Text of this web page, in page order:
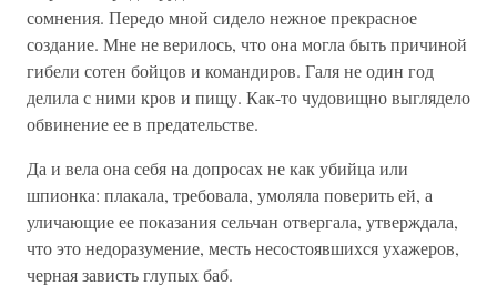
сомнения. Передо мной сидело нежное прекрасное
создание. Мне не верилось, что она могла быть причиной
гибели сотен бойцов и командиров. Галя не один год
делила с ними кров и пищу. Как-то чудовищно выглядело
обвинение ее в предательстве.
Да и вела она себя на допросах не как убийца или
шпионка: плакала, требовала, умоляла поверить ей, а
уличающие ее показания сельчан отвергала, утверждала,
что это недоразумение, месть несостоявшихся ухажеров,
черная зависть глупых баб.